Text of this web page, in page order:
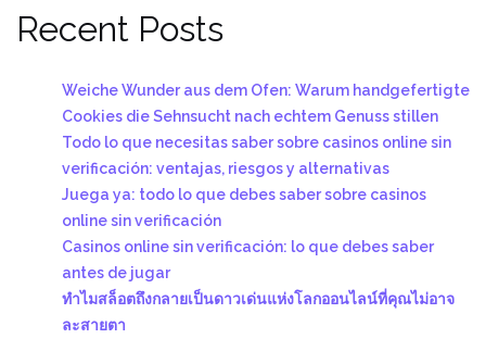
Recent Posts
Weiche Wunder aus dem Ofen: Warum handgefertigte
Cookies die Sehnsucht nach echtem Genuss stillen
Todo lo que necesitas saber sobre casinos online sin
verificación: ventajas, riesgos y alternativas
Juega ya: todo lo que debes saber sobre casinos
online sin verificación
Casinos online sin verificación: lo que debes saber
antes de jugar
ทำไมสล็อตถึงกลายเป็นดาวเด่นแห่งโลกออนไลน์ที่คุณไม่อาจ
ละสายตา